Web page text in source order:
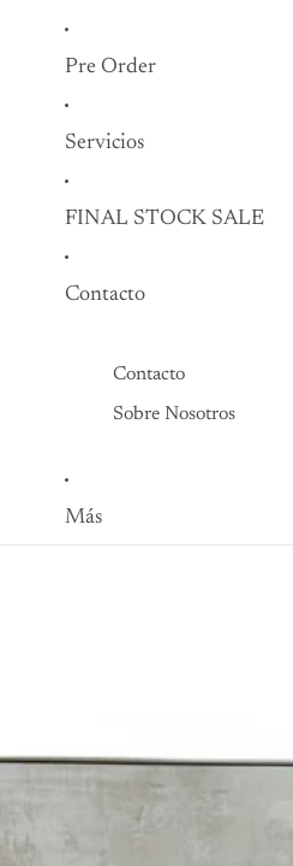
Pre Order
Servicios
FINAL STOCK SALE
Contacto
Contacto
Sobre Nosotros
Más